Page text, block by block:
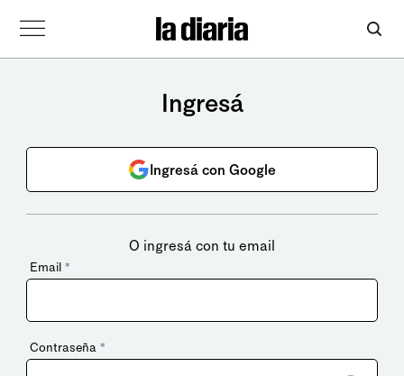
Ingresá
Ingresá con Google
O ingresá con tu email
Email *
Contraseña *